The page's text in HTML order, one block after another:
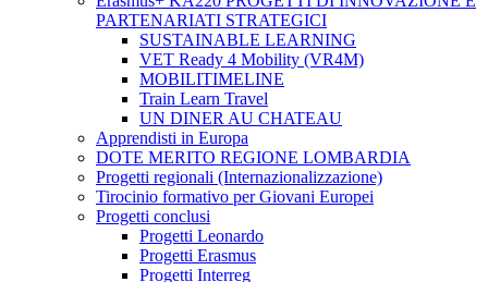
PARTENARIATI STRATEGICI
SUSTAINABLE LEARNING
VET Ready 4 Mobility (VR4M)
MOBILITIMELINE
Train Learn Travel
UN DINER AU CHATEAU
Apprendisti in Europa
DOTE MERITO REGIONE LOMBARDIA
Progetti regionali (Internazionalizzazione)
Tirocinio formativo per Giovani Europei
Progetti conclusi
Progetti Leonardo
Progetti Erasmus
Progetti Interreg